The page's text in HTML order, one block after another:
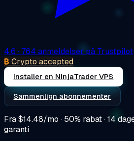
4.6 · 764 anmeldelser på Trustpilot
₿ Crypto accepted
Installer en NinjaTrader VPS
Sammenlign abonnementer
Fra$14.48/mo · 50% rabat · 14
garanti